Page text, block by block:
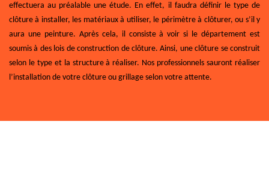
effectuera au préalable une étude. En effet, il faudra définir le type de
clôture à installer, les matériaux à utiliser, le périmètre à clôturer, ou s’il y
aura une peinture. Après cela, il consiste à voir si le département est
soumis à des lois de construction de clôture. Ainsi, une clôture se construit
selon le type et la structure à réaliser. Nos professionnels sauront réaliser
l’installation de votre clôture ou grillage selon votre attente.